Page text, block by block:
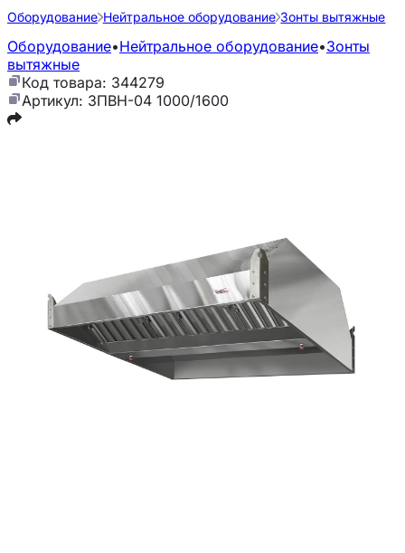
Оборудование Нейтральное оборудование Зонты вытяжные
Оборудование•Нейтральное оборудование•Зонты
вытяжные
Код товара: 344279
Артикул: ЗПВН-04 1000/1600